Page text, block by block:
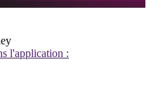
l'application :